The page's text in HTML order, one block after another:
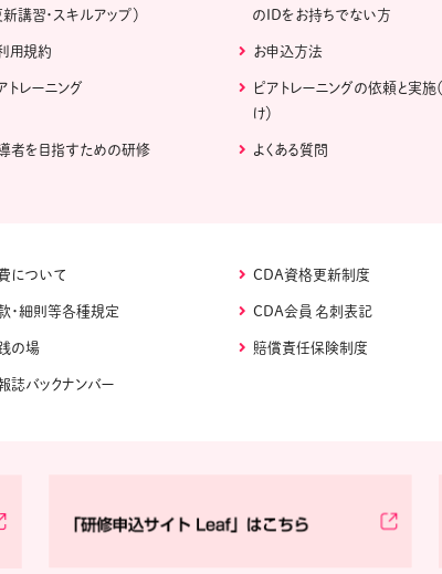
新講習・スキルアップ）
のIDをお持ちでない方
用規約 お申込方法
トレーニング
ピアトレーニングの依頼と実施
け）
者を目指すための研修 よくある質問
について CDA資格更新制度
・細則等各種規定 CDA会員 名刺表記
の場 賠償責任保険制度
誌バックナンバー